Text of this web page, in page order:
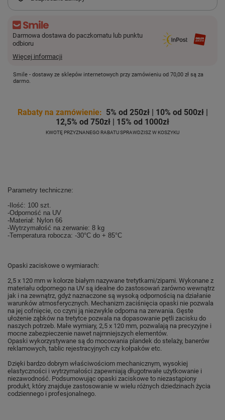
Darmowa dostawa do paczkomatu lub punktu
odbioru
Więcej informacji
Smile - dostawy ze sklepów internetowych przy zamówieniu od 70,00 zł są za
darmo.
Rabaty na zamówienie: 5% od 250zł | 10% od 500zł |
12,5% od 750zł | 15% od 1000zł
KWOTĘ PRZYZNANEGO RABATU SPRAWDZISZ W KOSZYKU
Parametry techniczne:
-Ilość: 100 szt.
-Odporność na UV
-Materiał: Nylon 66
-Wytrzymałość na zerwanie: 8 kg
-Temperatura robocza: -30°C do + 85°C
Opaski zaciskowe o wymiarach:
2,5 x 120 mm w kolorze białym nazywane tretytkami/zipami. Wykonane z
materiału odpornego na UV są idealne do zastosowań zarówno wewnątrz
jak i na zewnątrz, gdyż naznaczone są wysoką odpornością na działanie
warunków atmosferycznych. Mechanizm zaciśnięcia opaski nie pozwala
na jej cofnięcie, co czyni ją niezwykle odporna na zerwania. Gęste
ułożenie ząbków na tretytce pozwala na dopasowanie pętli zacisku do
naszych potrzeb. Małe wymiary, 2,5 x 120 mm, pozwalają na precyzyjne i
mocne zabezpieczenie nawet najmniejszych elementów.
Opaski wykorzystywane są do mocowania plandek do stelaży, banerów
reklamowych, tablic rejestracyjnych czy kołpaków etc.
Dzięki bardzo dobrym właściwościom mechanicznym, wysokiej
elastyczności i wytrzymałości zapewniają długotrwałe użytkowanie i
niezawodność. Podsumowując opaski zaciskowe to niezastąpiony
produkt, który znajduje zastosowanie w wielu różnych dziedzinach życia
codziennego i profesjonalnego.